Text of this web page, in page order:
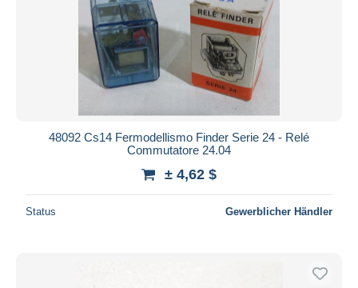
48092 Cs14 Fermodellismo Finder Serie 24 - Relé
Commutatore 24.04
± 4,62 $
Status Gewerblicher Händler